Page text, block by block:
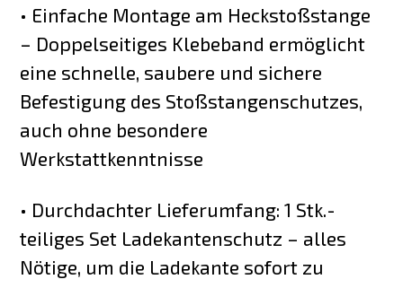
• Einfache Montage am Heckstoßstange
– Doppelseitiges Klebeband ermöglicht
eine schnelle, saubere und sichere
Befestigung des Stoßstangenschutzes,
auch ohne besondere
Werkstattkenntnisse
• Durchdachter Lieferumfang: 1 Stk.-
teiliges Set Ladekantenschutz – alles
Nötige, um die Ladekante sofort zu